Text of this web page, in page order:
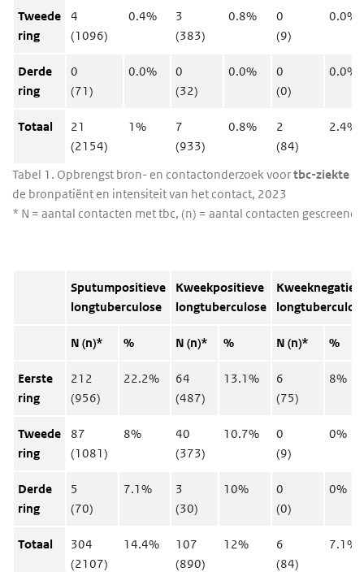
Tabel 1. Opbrengst bron- en contactonderzoek voortbc-ziekte
de bronpatiënt en intensiteit van het contact, 2023
* N = aantal contacten met tbc, (n) = aantal contacten gescreend
Tweede
ring
4
(1096)
0.4%
3
(383)
0.8%
0
(9)
0.0%
Derde
ring
0
(71)
0.0%
0
(32)
0.0%
0
(0)
0.0%
Totaal
21
(2154)
1%
7
(933)
0.8%
2
(84)
2.4%
Sputumpositieve
longtuberculose
Kweekpositieve
longtuberculose
N (n)* % N (n)* % N (n)* %
Eerste
ring
212
(956)
22.2%
64
(487)
13.1%
6
(75)
8%
Tweede
ring
87
(1081)
8%
40
(373)
10.7%
0
(9)
0%
Derde
ring
5
(70)
7.1%
3
(30)
10%
0
(0)
0%
Totaal
304
(2107)
14.4%
107
(890)
12%
6
(84)
7.1%